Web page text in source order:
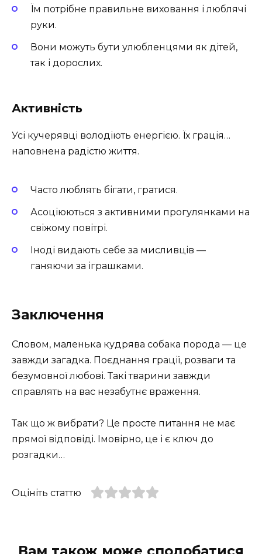
Їм потрібне правильне виховання і люблячі
руки.
Вони можуть бути улюбленцями як дітей,
так і дорослих.
Активність
Усі кучерявці володіють енергією. Їх грація…
наповнена радістю життя.
Часто люблять бігати, гратися.
Асоціюються з активними прогулянками на
свіжому повітрі.
Іноді видають себе за мисливців —
ганяючи за іграшками.
Заключення
Словом, маленька кудрява собака порода — це
завжди загадка. Поєднання грації, розваги та
безумовної любові. Такі тварини завжди
справлять на вас незабутнє враження.
Так що ж вибрати? Це просте питання не має
прямої відповіді. Імовірно, це і є ключ до
розгадки…
Оцініть статтю